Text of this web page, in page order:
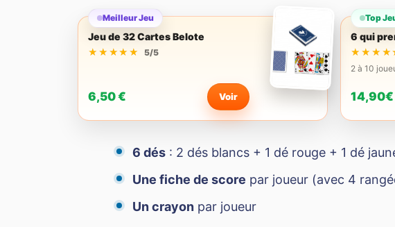
Meilleur Jeu
Jeu de 32 Cartes Belote
★★★★★
★★★★★ 5/5
6,50 € Voir
Top
6 qui
2 à 10
14,90€
6 dés : 2 dés blancs + 1 dé rouge + 1 dé
Une fiche de score par joueur (avec 4
Un crayon par joueur